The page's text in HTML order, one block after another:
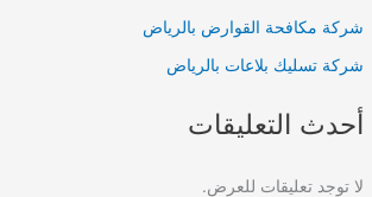
شركة مكافحة القوارض بالرياض
شركة تسليك بلاعات بالرياض
أحدث التعليقات
لا توجد تعليقات للعرض.